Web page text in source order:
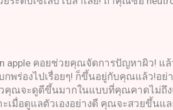
apple คอยช่วยคุณจัดการปัญหาผิว! แ
พร่องไปเรื่อยๆ! ก็ขึ้นอยู่กับคุณแล้ว!อ
คุณจะดูดีขึ้นมากในแบบที่คุณคาดไม่ถึง
ะเมื่อดูแลตัวเองอย่างดี คุณจะสวยขึ้